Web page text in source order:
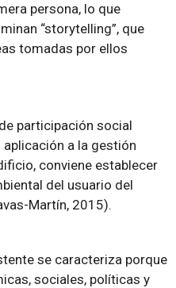
persona, lo que
“storytelling”, que
tomadas por ellos
participación social
a la gestión
conviene establecer
del usuario del
Martín, 2015).
se caracteriza porque
sociales, políticas y